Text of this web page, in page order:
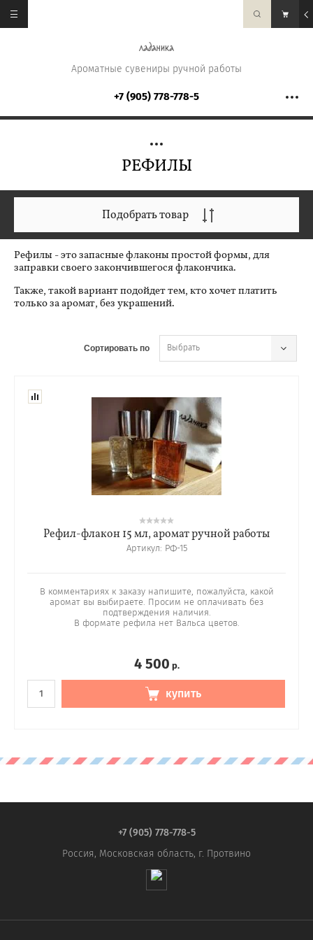
Ароматные сувениры ручной работы
+7 (905) 778-778-5
РЕФИЛЫ
Подобрать товар
Рефилы - это запасные флаконы простой формы, для
заправки своего закончившегося флакончика.
Также, такой вариант подойдет тем, кто хочет платить
только за аромат, без украшений.
Сортировать по Выбрать
Рефил-флакон 15 мл, аромат ручной работы
Артикул: РФ-15
В комментариях к заказу напишите, пожалуйста, какой
аромат вы выбираете. Просим не оплачивать без
подтверждения наличия.
В формате рефила нет Вальса цветов.
4 500 р.
купить
+7 (905) 778-778-5
Россия, Московская область, г. Протвино